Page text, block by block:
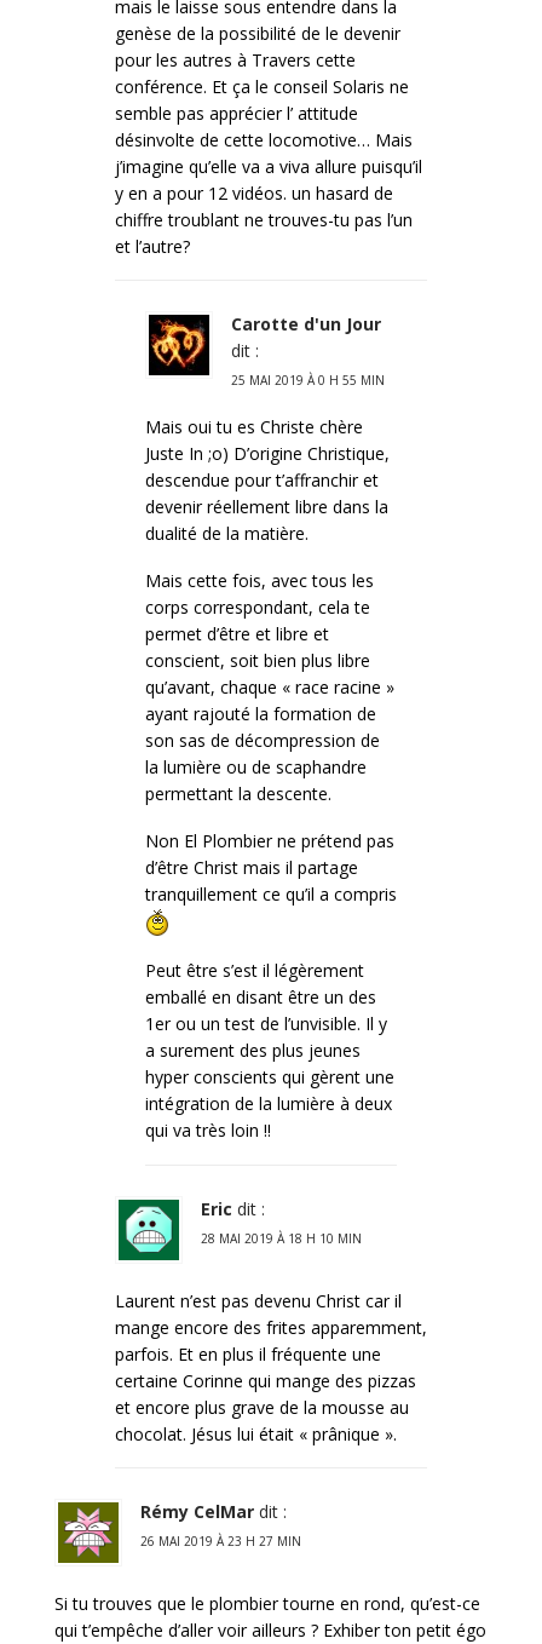
mais le laisse sous entendre dans la
genèse de la possibilité de le devenir
pour les autres à Travers cette
conférence. Et ça le conseil Solaris ne
semble pas apprécier l’ attitude
désinvolte de cette locomotive… Mais
j’imagine qu’elle va a viva allure puisqu’il
y en a pour 12 vidéos. un hasard de
chiffre troublant ne trouves-tu pas l’un
et l’autre?
Carotte d'un Jour
dit :
25 MAI 2019 À 0 H 55 MIN
Mais oui tu es Christe chère
Juste In ;o) D’origine Christique,
descendue pour t’affranchir et
devenir réellement libre dans la
dualité de la matière.
Mais cette fois, avec tous les
corps correspondant, cela te
permet d’être et libre et
conscient, soit bien plus libre
qu’avant, chaque « race racine »
ayant rajouté la formation de
son sas de décompression de
la lumière ou de scaphandre
permettant la descente.
Non El Plombier ne prétend pas
d’être Christ mais il partage
tranquillement ce qu’il a compris
Peut être s’est il légèrement
emballé en disant être un des
1er ou un test de l’unvisible. Il y
a surement des plus jeunes
hyper conscients qui gèrent une
intégration de la lumière à deux
qui va très loin !!
Eric dit :
28 MAI 2019 À 18 H 10 MIN
Laurent n’est pas devenu Christ car il
mange encore des frites apparemment,
parfois. Et en plus il fréquente une
certaine Corinne qui mange des pizzas
et encore plus grave de la mousse au
chocolat. Jésus lui était « prânique ».
Rémy CelMar dit :
26 MAI 2019 À 23 H 27 MIN
Si tu trouves que le plombier tourne en rond, qu’est-ce
qui t’empêche d’aller voir ailleurs ? Exhiber ton petit égo